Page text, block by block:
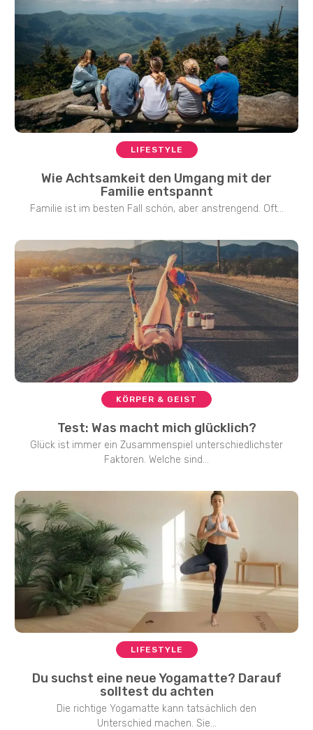
LIFESTYLE
Wie Achtsamkeit den Umgang mit der
Familie entspannt
Familie ist im besten Fall schön, aber anstrengend. Oft...
KÖRPER & GEIST
Test: Was macht mich glücklich?
Glück ist immer ein Zusammenspiel unterschiedlichster
Faktoren. Welche sind...
LIFESTYLE
Du suchst eine neue Yogamatte? Darauf
solltest du achten
Die richtige Yogamatte kann tatsächlich den
Unterschied machen. Sie...